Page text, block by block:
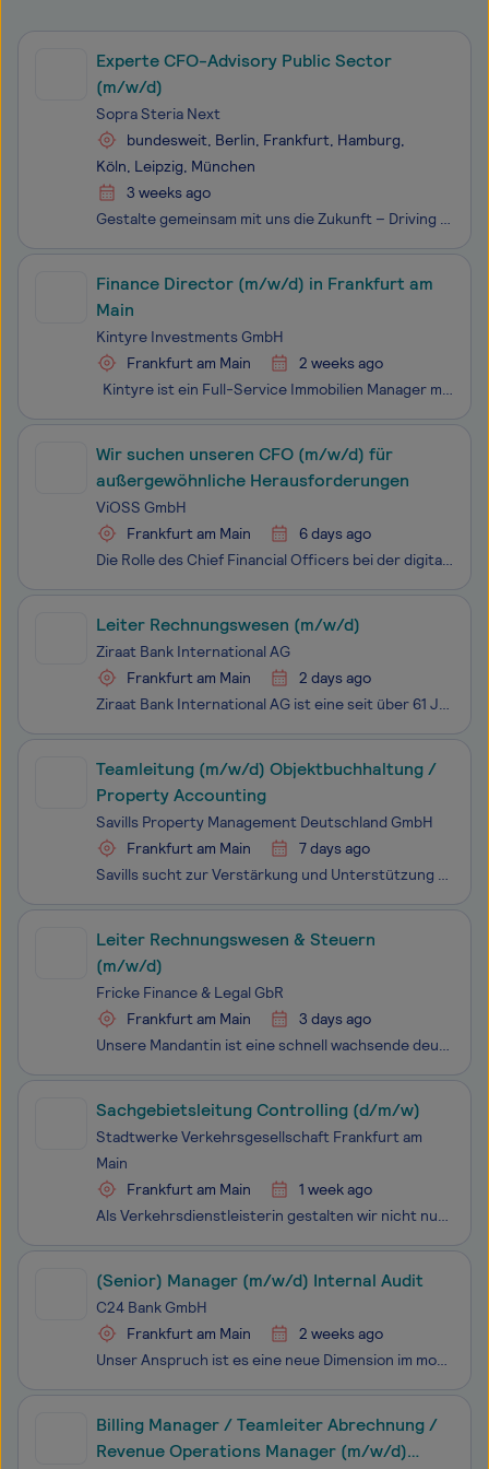
Experte CFO-Advisory Public Sector
(m/w/d)
Sopra Steria Next
bundesweit, Berlin, Frankfurt, Hamburg,
Köln, Leipzig, München
3 weeks ago
Gestalte gemeinsam mit uns die Zukunft – Driving meaningful impactIn einer Welt im Wandel, geprägt von neuen Technologien, der Dringlichkeit nachhaltigen Handelns und globalen Umbrüchen, stehen Unternehmen vor großen Herausforderungen: sich neu zu erfinden und alle Interessengruppen nachhaltig einzu
Finance Director (m/w/d) in Frankfurt am
Main
Kintyre Investments GmbH
Frankfurt am Main
2 weeks ago
Kintyre ist ein Full-Service Immobilien Manager mit dem Fokus auf Digitalisierung und Innovation und einem wachsenden Team von derzeit 79 Mitarbeitenden. Im Jahr 2009 gegrü
Wir suchen unseren CFO (m/w/d) für
außergewöhnliche Herausforderungen
ViOSS GmbH
Frankfurt am Main
6 days ago
Die Rolle des Chief Financial Officers bei der digitalen Transformation wird immer wichtiger. Der CFO entwickelt sich zum Digital CFO, der sich durch neue Kompetenzen definiert und damit das Unternehmen fit für die Zukunft macht. Mit Hilfe neuer Technologien wie Cloud Computing, Big Data, Künstliche
Leiter Rechnungswesen (m/w/d)
Ziraat Bank International AG
Frankfurt am Main
2 days ago
Ziraat Bank International AG ist eine seit über 61 Jahren auf dem deutschen Markt erfolgreich tätige Geschäftsbank. Mit einer Bilanzsumme von über 1 Milliarde Euro bieten wir unseren Kunden an sieben Standorten in Deutschland ein breites Spektrum an Finanzdienstleistungen an.Für unsere Hauptverwaltu
Teamleitung (m/w/d) Objektbuchhaltung /
Property Accounting
Savills Property Management Deutschland GmbH
Frankfurt am Main
7 days ago
Savills sucht zur Verstärkung und Unterstützung des Teams eine motivierte Persönlichkeit mit Weitblick und Engagement. Das Savills Property Management hat sich auf das kaufmännische und technische Management anspruchsvoller Immobilienbestände aus den Segmenten Büro, Handel, Logistik und Wohnen für n
Leiter Rechnungswesen & Steuern
(m/w/d)
Fricke Finance & Legal GbR
Frankfurt am Main
3 days ago
Unsere Mandantin ist eine schnell wachsende deutsche Unternehmensgruppe. Man plant durch Zusammenschlüsse von Unternehmen aus der Energieverteilung (Buy & Build) Marktanteile zu gewinnen und Synergien zu nutzen. Dem Rechnungswesen kommt dabei eine besondere Bedeutung zu. Am zentralen Standort i
Sachgebietsleitung Controlling (d/m/w)
Stadtwerke Verkehrsgesellschaft Frankfurt am
Main
Frankfurt am Main
1 week ago
Als Verkehrsdienstleisterin gestalten wir nicht nur die Zukunft Frankfurts, sondern setzen uns auch als Arbeitgeberin für Ihre persönliche und berufliche Entwicklung ein. In unserem Unternehmen leben wir Offenheit, Toleranz und Gleichberechtigung und bieten Ihnen eine Vielzahl an attraktiven Benefit
(Senior) Manager (m/w/d) Internal Audit
C24 Bank GmbH
Frankfurt am Main
2 weeks ago
Unser Anspruch ist es eine neue Dimension im mobile Banking zu stellen. Du kannst hier ganz vorne mit dabei sein! Digitale Geschäftsmodelle und agiles Arbeiten begeistern Dich, Du bist neugierig und bringst Leidenschaft für Veränderungen mit? Dann bist Du bei uns genau richtig! Erlebe die Dynamik de
Billing Manager / Teamleiter Abrechnung /
Revenue Operations Manager (m/w/d)